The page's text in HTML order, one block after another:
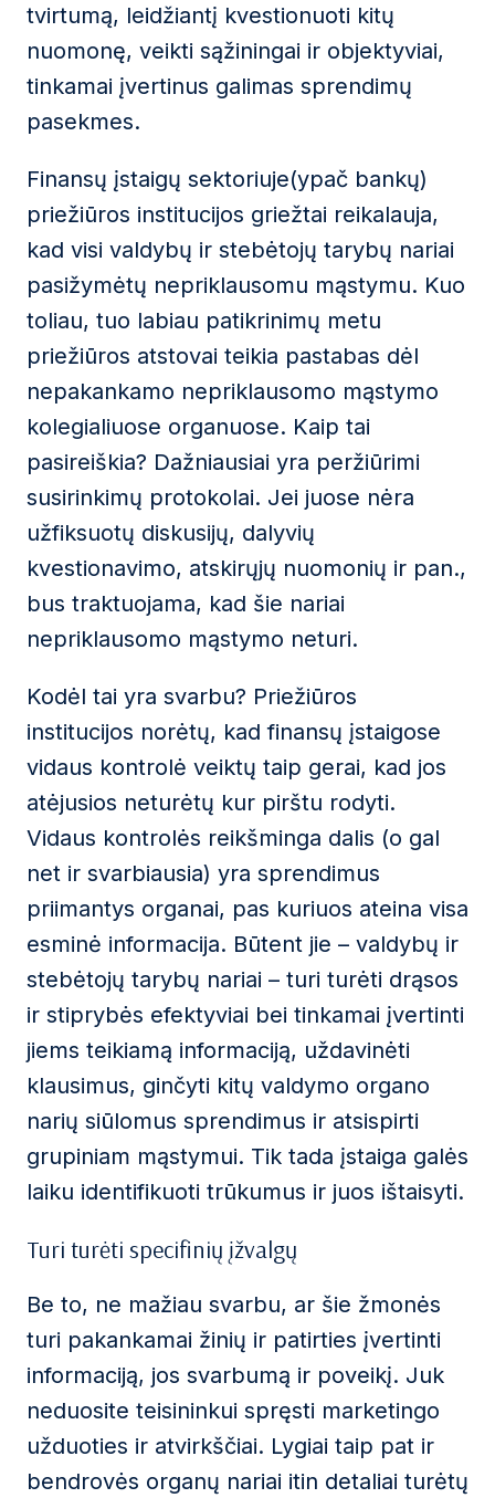
tvirtumą, leidžiantį kvestionuoti kitų
nuomonę, veikti sąžiningai ir objektyviai,
tinkamai įvertinus galimas sprendimų
pasekmes.
Finansų įstaigų sektoriuje(ypač bankų)
priežiūros institucijos griežtai reikalauja,
kad visi valdybų ir stebėtojų tarybų nariai
pasižymėtų nepriklausomu mąstymu. Kuo
toliau, tuo labiau patikrinimų metu
priežiūros atstovai teikia pastabas dėl
nepakankamo nepriklausomo mąstymo
kolegialiuose organuose. Kaip tai
pasireiškia? Dažniausiai yra peržiūrimi
susirinkimų protokolai. Jei juose nėra
užfiksuotų diskusijų, dalyvių
kvestionavimo, atskirųjų nuomonių ir pan.,
bus traktuojama, kad šie nariai
nepriklausomo mąstymo neturi.
Kodėl tai yra svarbu? Priežiūros
institucijos norėtų, kad finansų įstaigose
vidaus kontrolė veiktų taip gerai, kad jos
atėjusios neturėtų kur pirštu rodyti.
Vidaus kontrolės reikšminga dalis (o gal
net ir svarbiausia) yra sprendimus
priimantys organai, pas kuriuos ateina visa
esminė informacija. Būtent jie – valdybų ir
stebėtojų tarybų nariai – turi turėti drąsos
ir stiprybės efektyviai bei tinkamai įvertinti
jiems teikiamą informaciją, uždavinėti
klausimus, ginčyti kitų valdymo organo
narių siūlomus sprendimus ir atsispirti
grupiniam mąstymui. Tik tada įstaiga galės
laiku identifikuoti trūkumus ir juos ištaisyti.
Turi turėti specifinių įžvalgų
Be to, ne mažiau svarbu, ar šie žmonės
turi pakankamai žinių ir patirties įvertinti
informaciją, jos svarbumą ir poveikį. Juk
neduosite teisininkui spręsti marketingo
užduoties ir atvirkščiai. Lygiai taip pat ir
bendrovės organų nariai itin detaliai turėtų